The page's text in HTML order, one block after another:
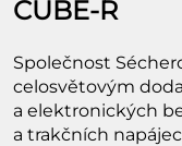
CUBE-R
Společnost
celosvětovým
a elektronických
a trakčních